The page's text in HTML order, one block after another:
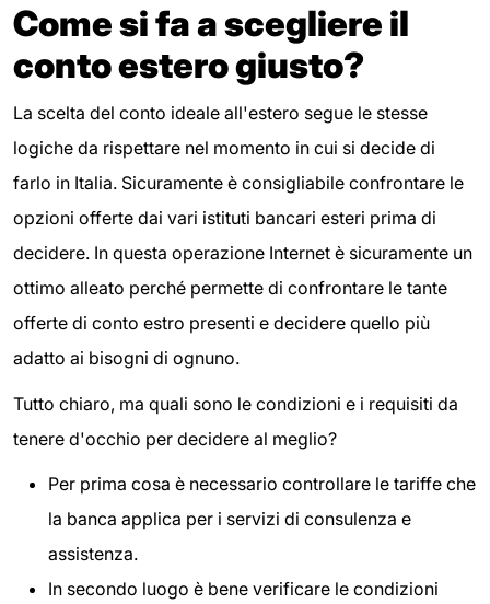
Come si fa a scegliere il
conto estero giusto?
La scelta del conto ideale all'estero segue le stesse
logiche da rispettare nel momento in cui si decide di
farlo in Italia. Sicuramente è consigliabile confrontare le
opzioni offerte dai vari istituti bancari esteri prima di
decidere. In questa operazione Internet è sicuramente un
ottimo alleato perché permette di confrontare le tante
offerte di conto estro presenti e decidere quello più
adatto ai bisogni di ognuno.
Tutto chiaro, ma quali sono le condizioni e i requisiti da
tenere d'occhio per decidere al meglio?
Per prima cosa è necessario controllare le tariffe che
la banca applica per i servizi di consulenza e
assistenza.
In secondo luogo è bene verificare le condizioni